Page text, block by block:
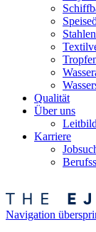
Qualität
Über uns
Leitbild
Karriere
Navigation